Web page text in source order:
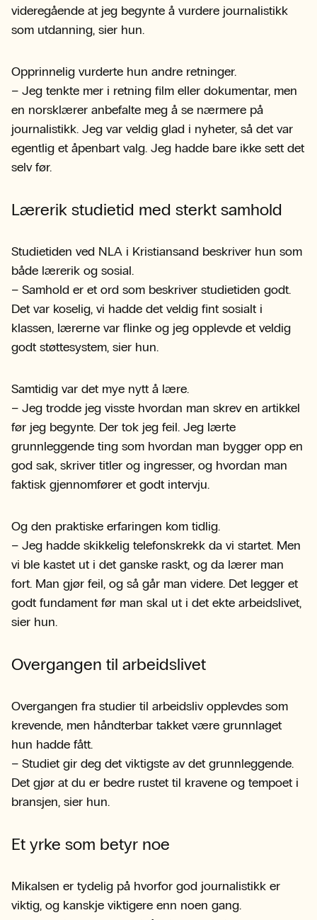
videregående at jeg begynte å vurdere journalistikk
som utdanning, sier hun.
Opprinnelig vurderte hun andre retninger.
– Jeg tenkte mer i retning film eller dokumentar, men
en norsklærer anbefalte meg å se nærmere på
journalistikk. Jeg var veldig glad i nyheter, så det var
egentlig et åpenbart valg. Jeg hadde bare ikke sett det
selv før.
Lærerik studietid med sterkt samhold
Studietiden ved NLA i Kristiansand beskriver hun som
både lærerik og sosial.
– Samhold er et ord som beskriver studietiden godt.
Det var koselig, vi hadde det veldig fint sosialt i
klassen, lærerne var flinke og jeg opplevde et veldig
godt støttesystem, sier hun.
Samtidig var det mye nytt å lære.
– Jeg trodde jeg visste hvordan man skrev en artikkel
før jeg begynte. Der tok jeg feil. Jeg lærte
grunnleggende ting som hvordan man bygger opp en
god sak, skriver titler og ingresser, og hvordan man
faktisk gjennomfører et godt intervju.
Og den praktiske erfaringen kom tidlig.
– Jeg hadde skikkelig telefonskrekk da vi startet. Men
vi ble kastet ut i det ganske raskt, og da lærer man
fort. Man gjør feil, og så går man videre. Det legger et
godt fundament før man skal ut i det ekte arbeidslivet,
sier hun.
Overgangen til arbeidslivet
Overgangen fra studier til arbeidsliv opplevdes som
krevende, men håndterbar takket være grunnlaget
hun hadde fått.
– Studiet gir deg det viktigste av det grunnleggende.
Det gjør at du er bedre rustet til kravene og tempoet i
bransjen, sier hun.
Et yrke som betyr noe
Mikalsen er tydelig på hvorfor god journalistikk er
viktig, og kanskje viktigere enn noen gang.